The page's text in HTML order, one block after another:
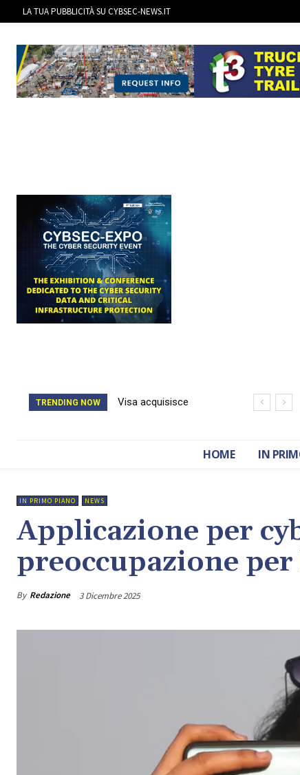
LA TUA PUBBLICITÀ SU CYBSEC-NEWS.IT
TRENDING NOW
Visa acquisisce
Il catasto della
HOME IN
IN PRIMO PIANO NEWS
Applicazione per
preoccupazione
By Redazione 3 Dicembre 2025